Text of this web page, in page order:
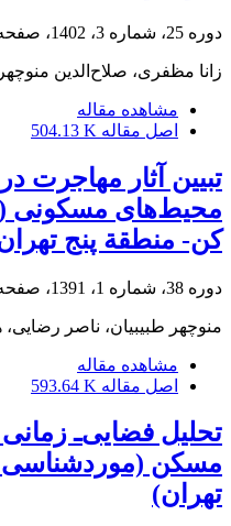
دوره 25، شماره 3، 1402، صفحه
زانا مظفری، صلاح‌الدین
مشاهده مقاله
اصل مقاله 504.13 K
تبیین آثار مهاجرت
محیط‌های مسکونی
کن- منطقة پنج
دوره 38، شماره 1، 1391، صفحه
منوچهر طبیبیان، ناصر رضایی،
مشاهده مقاله
اصل مقاله 593.64 K
تحلیل فضایی‌ـ
تهران)